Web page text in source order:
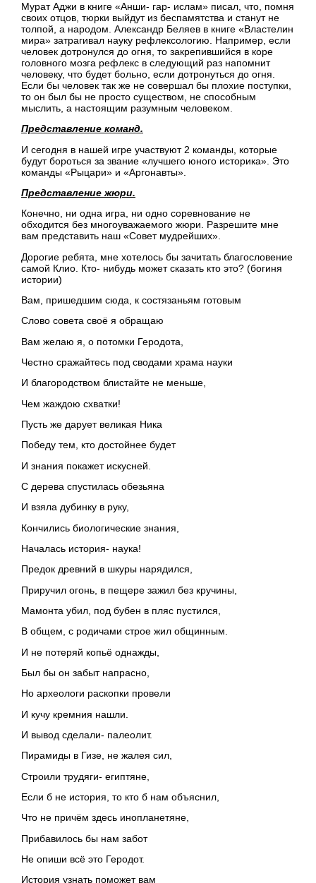
Мурат Аджи в книге «Анши- гар- ислам» писал, что, помня
своих отцов, тюрки выйдут из беспамятства и станут не
толпой, а народом. Александр Беляев в книге «Властелин
мира» затрагивал науку рефлексологию. Например, если
человек дотронулся до огня, то закрепившийся в коре
головного мозга рефлекс в следующий раз напомнит
человеку, что будет больно, если дотронуться до огня.
Если бы человек так же не совершал бы плохие поступки,
то он был бы не просто существом, не способным
мыслить, а настоящим разумным человеком.
Представление команд.
И сегодня в нашей игре участвуют 2 команды, которые
будут бороться за звание «лучшего юного историка». Это
команды «Рыцари» и «Аргонавты».
Представление жюри.
Конечно, ни одна игра, ни одно соревнование не
обходится без многоуважаемого жюри. Разрешите мне
вам представить наш «Совет мудрейших».
Дорогие ребята, мне хотелось бы зачитать благословение
самой Клио. Кто- нибудь может сказать кто это? (богиня
истории)
Вам, пришедшим сюда, к состязаньям готовым
Слово совета своё я обращаю
Вам желаю я, о потомки Геродота,
Честно сражайтесь под сводами храма науки
И благородством блистайте не меньше,
Чем жаждою схватки!
Пусть же дарует великая Ника
Победу тем, кто достойнее будет
И знания покажет искусней.
С дерева спустилась обезьяна
И взяла дубинку в руку,
Кончились биологические знания,
Началась история- наука!
Предок древний в шкуры нарядился,
Приручил огонь, в пещере зажил без кручины,
Мамонта убил, под бубен в пляс пустился,
В общем, с родичами строе жил общинным.
И не потеряй копьё однажды,
Был бы он забыт напрасно,
Но археологи раскопки провели
И кучу кремния нашли.
И вывод сделали- палеолит.
Пирамиды в Гизе, не жалея сил,
Строили трудяги- египтяне,
Если б не история, то кто б нам объяснил,
Что не причём здесь инопланетяне,
Прибавилось бы нам забот
Не опиши всё это Геродот.
История узнать поможет вам